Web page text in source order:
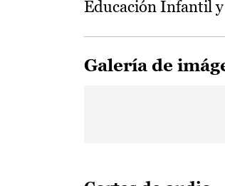
Educación Infantil
Galería de